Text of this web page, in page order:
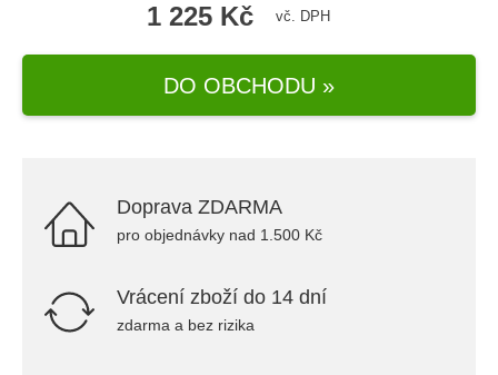
1 225 Kč vč. DPH
DO OBCHODU »
Doprava ZDARMA
pro objednávky nad 1.500 Kč
Vrácení zboží do 14 dní
zdarma a bez rizika